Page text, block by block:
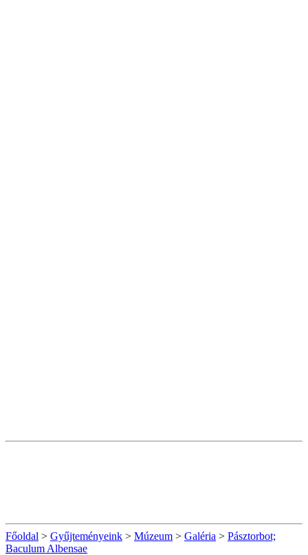
Főoldal > Gyűjteményeink > Múzeum > Galéria > Pásztorbot;
Baculum Albensae